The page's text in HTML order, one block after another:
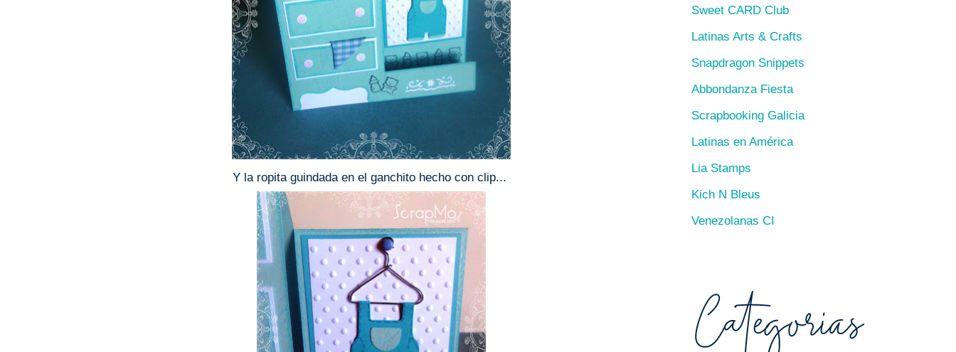
Y la ropita guindada en el ganchito hecho con clip...
Sweet CARD Club
Latinas Arts & Crafts
Snapdragon Snippets
Abbondanza Fiesta
Scrapbooking Galicia
Latinas en América
Lia Stamps
Kich N Bleus
Venezolanas CI